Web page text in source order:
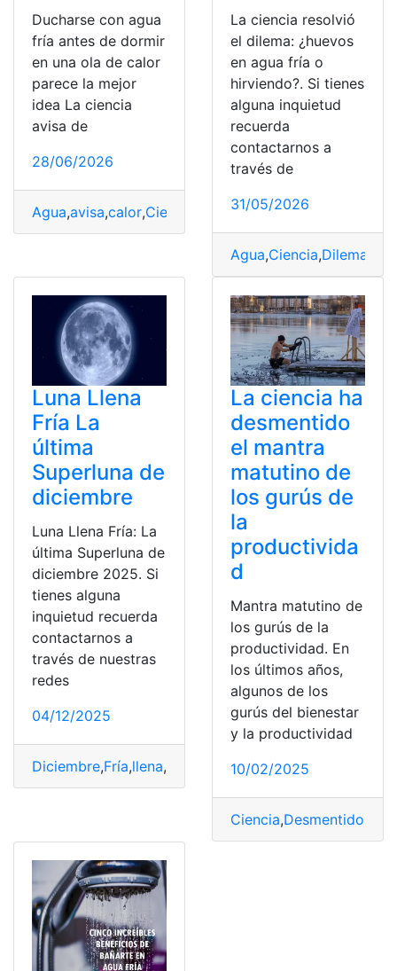
Ducharse con agua
fría antes de dormir
en una ola de calor
parece la mejor
idea La ciencia
avisa de
28/06/2026
Agua,avisa,calor,Ciencia Dormir, ducharse
La ciencia resolvió
el dilema: ¿huevos
en agua fría o
hirviendo?. Si tienes
alguna inquietud
recuerda
contactarnos a
través de
31/05/2026
Agua,Ciencia,Dilema
Luna Llena
Fría La
última
Superluna de
diciembre
Luna Llena Fría: La
última Superluna de
diciembre 2025. Si
tienes alguna
inquietud recuerda
contactarnos a
través de nuestras
redes
04/12/2025
Diciembre,Fría,llena, Superluna
La ciencia ha
desmentido
el mantra
matutino de
los gurús de
la
productivida
d
Mantra matutino de
los gurús de la
productividad. En
los últimos años,
algunos de los
gurús del bienestar
y la productividad
10/02/2025
Ciencia,Desmentido